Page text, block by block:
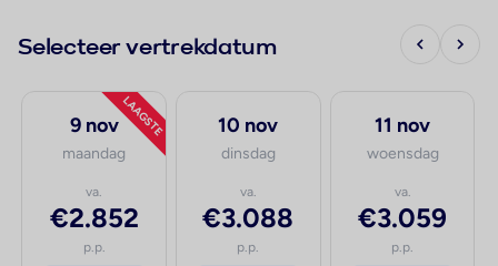
Selecteer vertrekdatum
LAAGSTE
9 nov
maandag
va.
€2.852
p.p.
10 nov
dinsdag
va.
€3.088
p.p.
11 nov
woensdag
va.
€3.059
p.p.